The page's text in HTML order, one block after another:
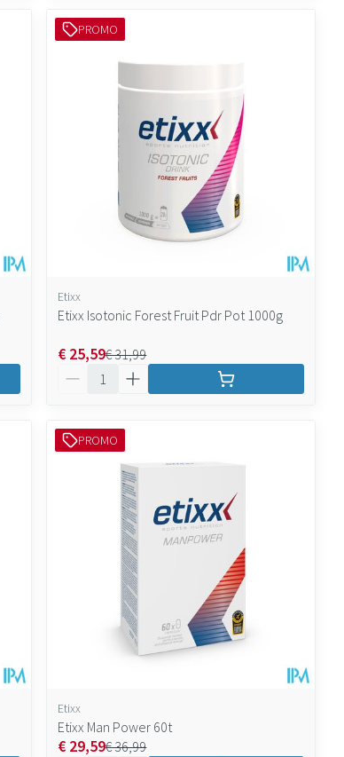
PROMO
Etixx
Etixx Isotonic Forest Fruit Pdr Pot 1000g
€ 31,99
€ 25,59
PROMO
Etixx
Etixx Man Power 60t
€ 36,99
€ 29,59